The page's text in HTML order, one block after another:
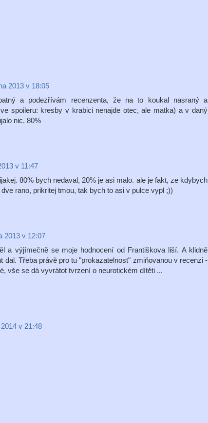
2013 v 18:05
a podezřívám recenzenta, že na to koukal nasraný a
spoileru: kresby v krabici nenajde otec, ale matka) a v daný
nic. 80%
v 11:47
80% bych nedaval, 20% je asi malo. ale je fakt, ze kdybych
rano, prikritej tmou, tak bych to asi v pulce vypl ;))
2013 v 12:07
a výjímečně se moje hodnocení od Františkova liší. A klidně
dal. Třeba právě pro tu "prokazatelnost" zmiňovanou v recenzi -
vše se dá vyvrátot tvrzení o neurotickém dítěti ...
v 21:48